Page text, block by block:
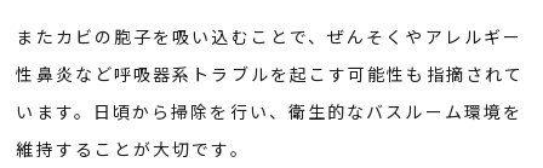
またカビの胞子を吸い込むことで、ぜんそくやアレルギー
性鼻炎など呼吸器系トラブルを起こす可能性も指摘されて
います。日頃から掃除を行い、衛生的なバスルーム環境を
維持することが大切です。